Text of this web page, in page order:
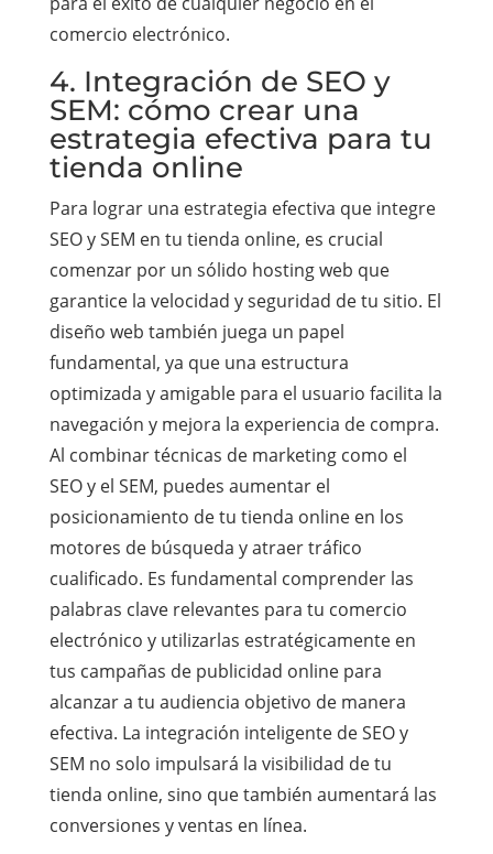
comercio electrónico.
4. Integración de SEO y
SEM: cómo crear una
estrategia efectiva para tu
tienda online
Para lograr una estrategia efectiva que integre
SEO y SEM en tu tienda online, es crucial
comenzar por un sólido hosting web que
garantice la velocidad y seguridad de tu sitio. El
diseño web también juega un papel
fundamental, ya que una estructura
optimizada y amigable para el usuario facilita la
navegación y mejora la experiencia de compra.
Al combinar técnicas de marketing como el
SEO y el SEM, puedes aumentar el
posicionamiento de tu tienda online en los
motores de búsqueda y atraer tráfico
cualificado. Es fundamental comprender las
palabras clave relevantes para tu comercio
electrónico y utilizarlas estratégicamente en
tus campañas de publicidad online para
alcanzar a tu audiencia objetivo de manera
efectiva. La integración inteligente de SEO y
SEM no solo impulsará la visibilidad de tu
tienda online, sino que también aumentará las
conversiones y ventas en línea.